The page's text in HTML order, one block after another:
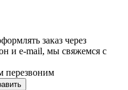
заказ через
и e-mail, мы свяжемся с
перезвоним